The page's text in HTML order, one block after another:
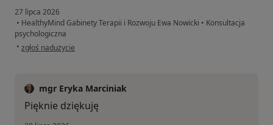
27 lipca 2026
• HealthyMind Gabinety Terapii i Rozwoju Ewa Nowicki • Konsultacja
psychologiczna
• w opinii użytkownika Anna Ruczyńska
zgłoś nadużycie
mgr Eryka Marciniak
Pięknie dziękuję